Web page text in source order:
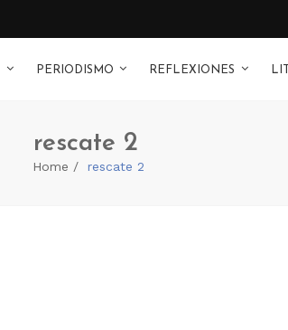
PERIODISMO REFLEXIONES
rescate 2
Home rescate 2